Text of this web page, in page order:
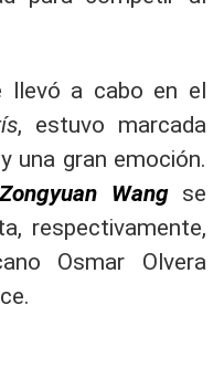
llevó a cabo en el
, estuvo marcada
una gran emoción.
Zongyuan Wangse
respectivamente,
Osmar Olvera